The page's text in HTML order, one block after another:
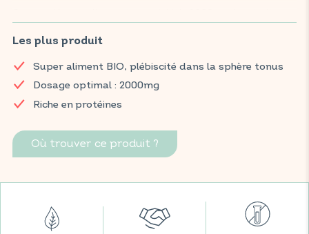
BIO, aide à réduire la fatigue, apporte tonus et vitalité et
renforce les défenses naturelles.
Retrouvez vos produits VITAVEA BIEN-ÊTRE dans toutes vos
grandes surfaces préférées.
Les plus produit
Super aliment BIO, plébiscité dans la sphère tonus
Dosage optimal : 2000mg
Riche en protéines
Où trouver ce produit ?